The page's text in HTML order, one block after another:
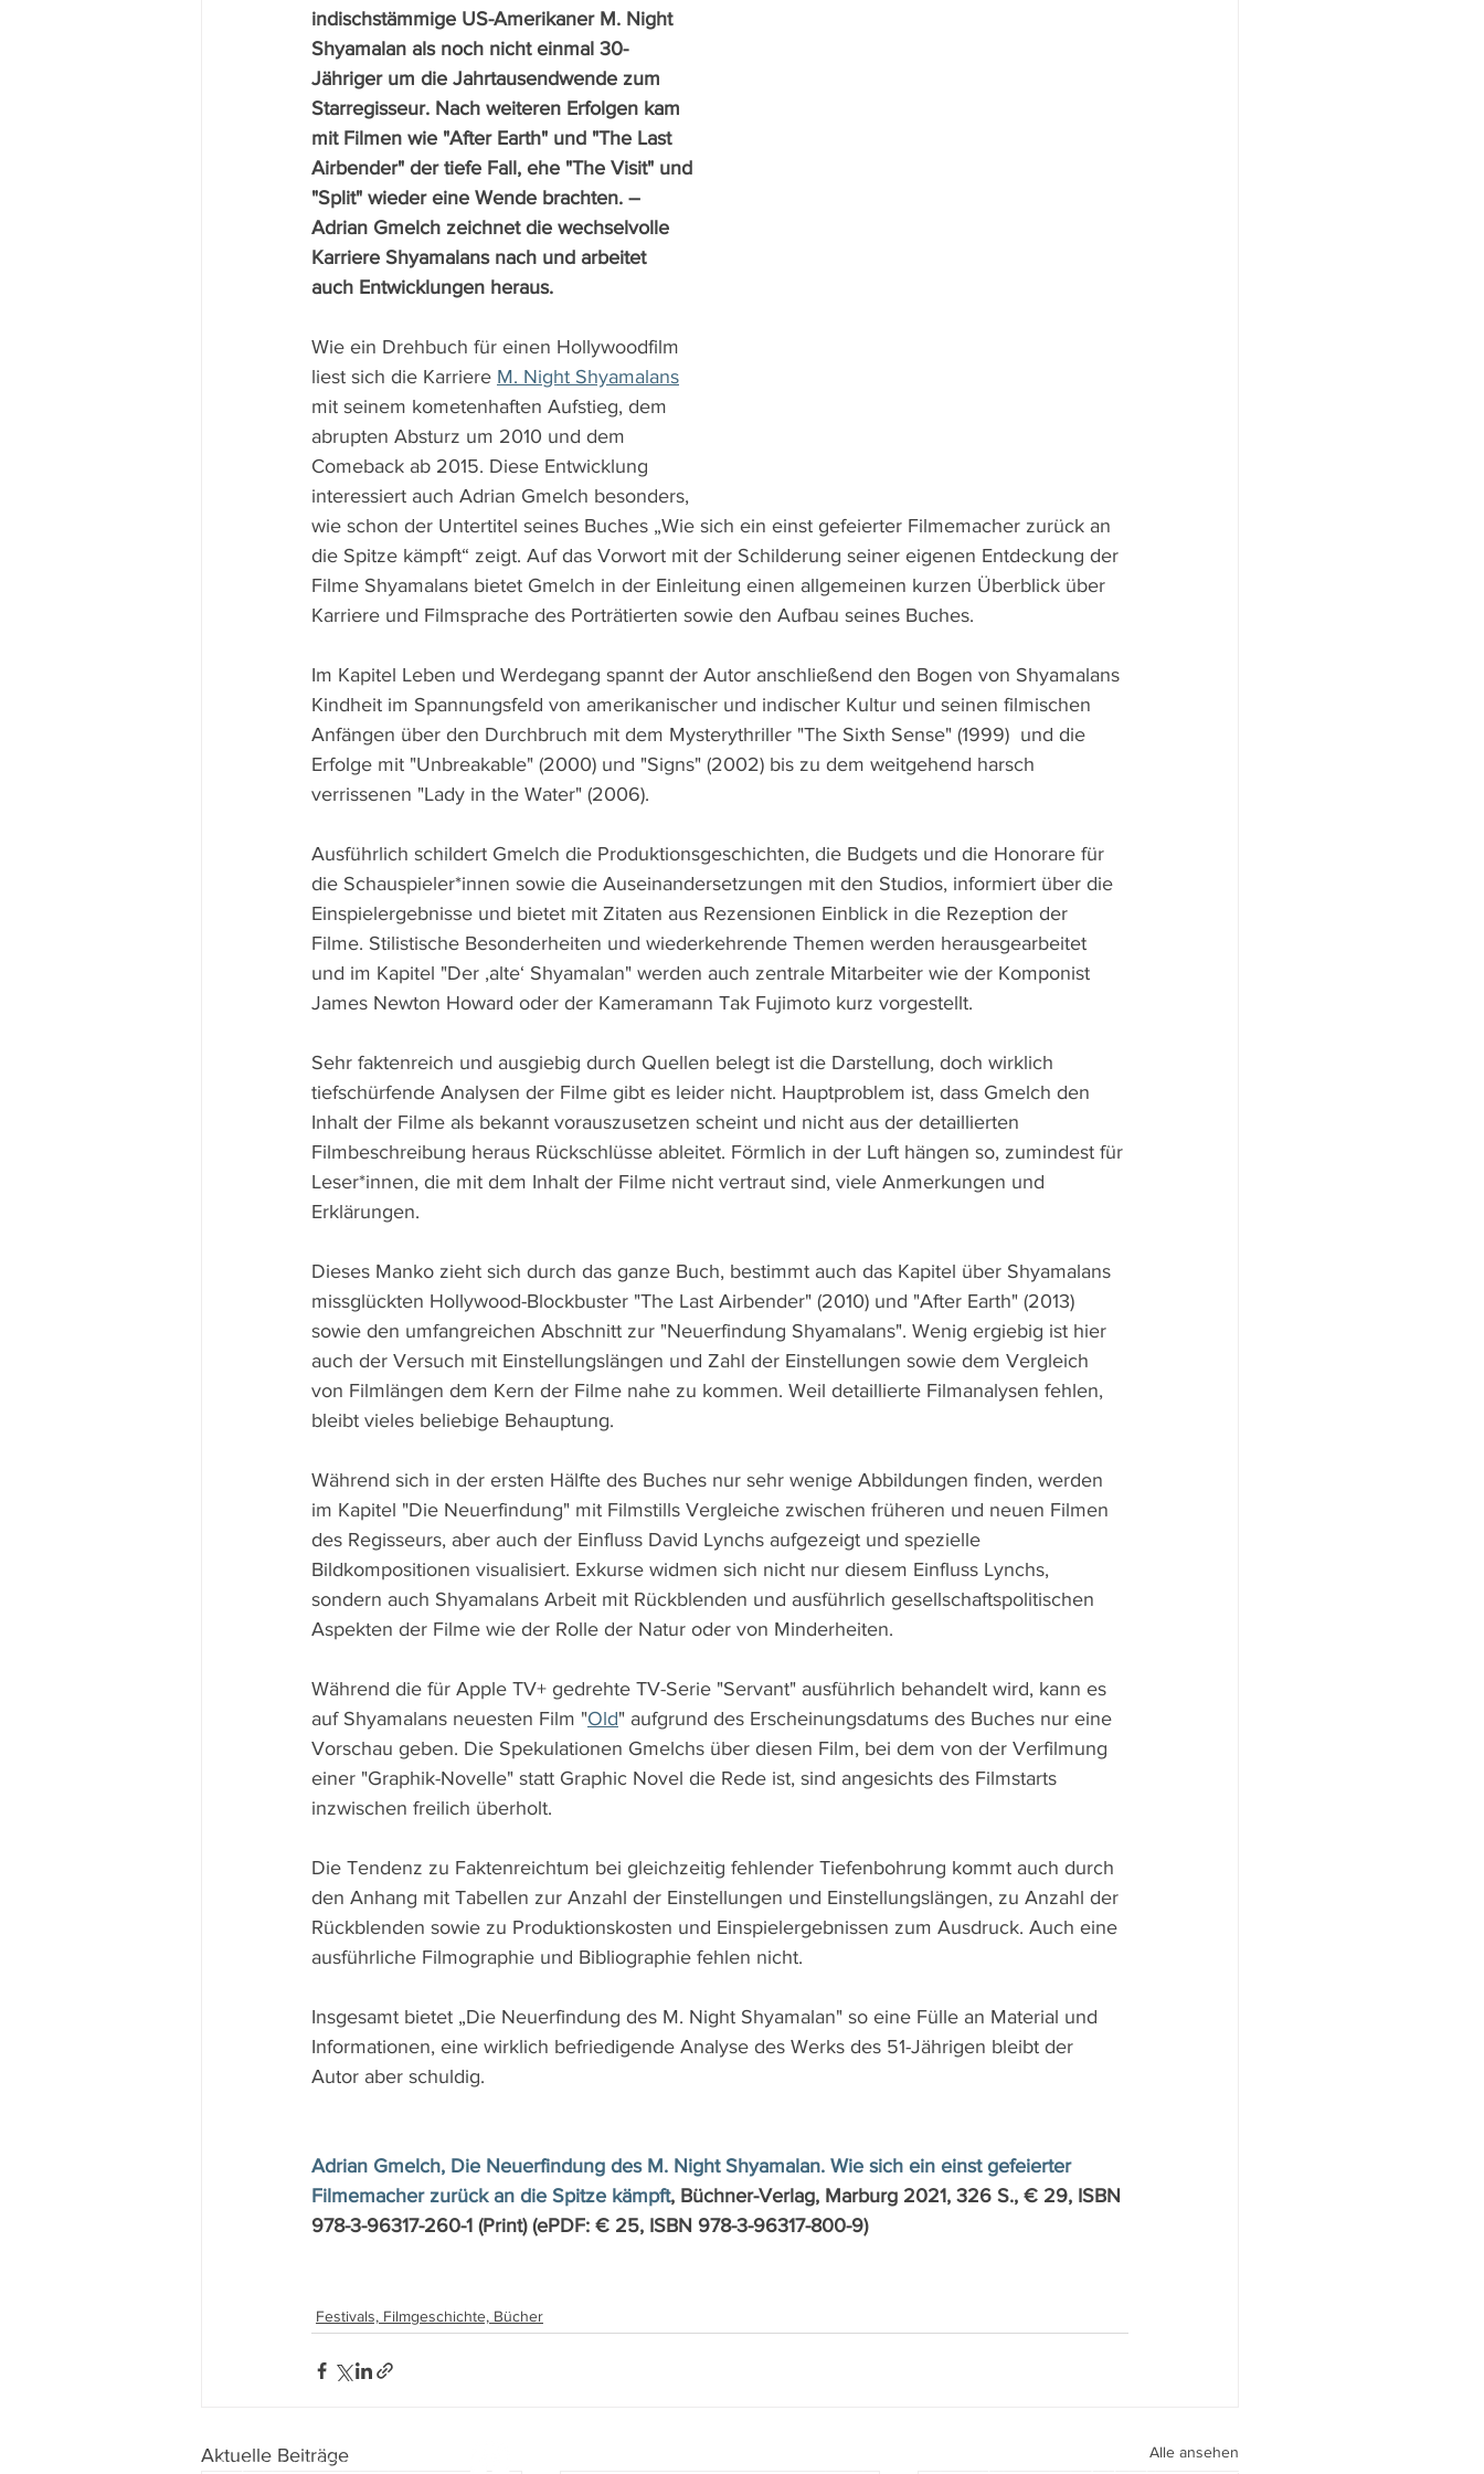
indischstämmige US-Amerikaner M. Night
Shyamalan als noch nicht einmal 30-
Jähriger um die Jahrtausendwende zum
Starregisseur. Nach weiteren Erfolgen kam
mit Filmen wie "After Earth" und "The Last
Airbender" der tiefe Fall, ehe "The Visit" und
"Split" wieder eine Wende brachten. –
Adrian Gmelch zeichnet die wechselvolle
Karriere Shyamalans nach und arbeitet
auch Entwicklungen heraus.
Wie ein Drehbuch für einen Hollywoodfilm
liest sich die Karriere M. Night Shyamalans
mit seinem kometenhaften Aufstieg, dem
abrupten Absturz um 2010 und dem
Comeback ab 2015. Diese Entwicklung
interessiert auch Adrian Gmelch besonders,
wie schon der Untertitel seines Buches „Wie sich ein einst gefeierter Filmemacher zurück an
die Spitze kämpft“ zeigt. Auf das Vorwort mit der Schilderung seiner eigenen Entdeckung der
Filme Shyamalans bietet Gmelch in der Einleitung einen allgemeinen kurzen Überblick über
Karriere und Filmsprache des Porträtierten sowie den Aufbau seines Buches.
Im Kapitel Leben und Werdegang spannt der Autor anschließend den Bogen von Shyamalans
Kindheit im Spannungsfeld von amerikanischer und indischer Kultur und seinen filmischen
Anfängen über den Durchbruch mit dem Mysterythriller "The Sixth Sense" (1999)  und die
Erfolge mit "Unbreakable" (2000) und "Signs" (2002) bis zu dem weitgehend harsch
verrissenen "Lady in the Water" (2006).
Ausführlich schildert Gmelch die Produktionsgeschichten, die Budgets und die Honorare für
die Schauspieler*innen sowie die Auseinandersetzungen mit den Studios, informiert über die
Einspielergebnisse und bietet mit Zitaten aus Rezensionen Einblick in die Rezeption der
Filme. Stilistische Besonderheiten und wiederkehrende Themen werden herausgearbeitet
und im Kapitel "Der ‚alte‘ Shyamalan" werden auch zentrale Mitarbeiter wie der Komponist
James Newton Howard oder der Kameramann Tak Fujimoto kurz vorgestellt.
Sehr faktenreich und ausgiebig durch Quellen belegt ist die Darstellung, doch wirklich
tiefschürfende Analysen der Filme gibt es leider nicht. Hauptproblem ist, dass Gmelch den
Inhalt der Filme als bekannt vorauszusetzen scheint und nicht aus der detaillierten
Filmbeschreibung heraus Rückschlüsse ableitet. Förmlich in der Luft hängen so, zumindest für
Leser*innen, die mit dem Inhalt der Filme nicht vertraut sind, viele Anmerkungen und
Erklärungen.
Dieses Manko zieht sich durch das ganze Buch, bestimmt auch das Kapitel über Shyamalans
missglückten Hollywood-Blockbuster "The Last Airbender" (2010) und "After Earth" (2013)
sowie den umfangreichen Abschnitt zur "Neuerfindung Shyamalans". Wenig ergiebig ist hier
auch der Versuch mit Einstellungslängen und Zahl der Einstellungen sowie dem Vergleich
von Filmlängen dem Kern der Filme nahe zu kommen. Weil detaillierte Filmanalysen fehlen,
bleibt vieles beliebige Behauptung.
Während sich in der ersten Hälfte des Buches nur sehr wenige Abbildungen finden, werden
im Kapitel "Die Neuerfindung" mit Filmstills Vergleiche zwischen früheren und neuen Filmen
des Regisseurs, aber auch der Einfluss David Lynchs aufgezeigt und spezielle
Bildkompositionen visualisiert. Exkurse widmen sich nicht nur diesem Einfluss Lynchs,
sondern auch Shyamalans Arbeit mit Rückblenden und ausführlich gesellschaftspolitischen
Aspekten der Filme wie der Rolle der Natur oder von Minderheiten.
Während die für Apple TV+ gedrehte TV-Serie "Servant" ausführlich behandelt wird, kann es
auf Shyamalans neuesten Film "Old" aufgrund des Erscheinungsdatums des Buches nur eine
Vorschau geben. Die Spekulationen Gmelchs über diesen Film, bei dem von der Verfilmung
einer "Graphik-Novelle" statt Graphic Novel die Rede ist, sind angesichts des Filmstarts
inzwischen freilich überholt.
Die Tendenz zu Faktenreichtum bei gleichzeitig fehlender Tiefenbohrung kommt auch durch
den Anhang mit Tabellen zur Anzahl der Einstellungen und Einstellungslängen, zu Anzahl der
Rückblenden sowie zu Produktionskosten und Einspielergebnissen zum Ausdruck. Auch eine
ausführliche Filmographie und Bibliographie fehlen nicht.
Insgesamt bietet „Die Neuerfindung des M. Night Shyamalan" so eine Fülle an Material und
Informationen, eine wirklich befriedigende Analyse des Werks des 51-Jährigen bleibt der
Autor aber schuldig.
Adrian Gmelch, Die Neuerfindung des M. Night Shyamalan. Wie sich ein einst gefeierter
Filmemacher zurück an die Spitze kämpft, Büchner-Verlag, Marburg 2021, 326 S., € 29, ISBN
978-3-96317-260-1 (Print) (ePDF: € 25, ISBN 978-3-96317-800-9)
Festivals, Filmgeschichte, Bücher
Aktuelle Beiträge Alle ansehen
Impressum IDatenschutz walter.gasperi@film-netz.com